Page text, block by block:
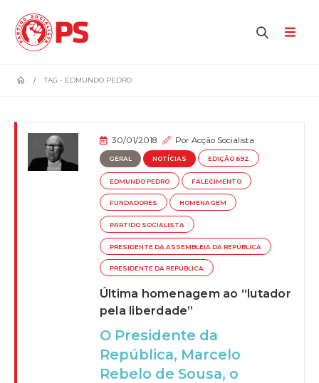
TAG - EDMUNDO PEDRO
30/01/2018 PorAcção Socialista
GERAL NOTÍCIAS EDIÇÃO 692
EDMUNDO PEDRO FALECIMENTO
FUNDADORES HOMENAGEM
PARTIDO SOCIALISTA
PRESIDENTE DA ASSEMBLEIA DA REPÚBLICA
PRESIDENTE DA REPÚBLICA
Última homenagem ao “lutador
pela liberdade”
O Presidente da
República, Marcelo
Rebelo de Sousa, o